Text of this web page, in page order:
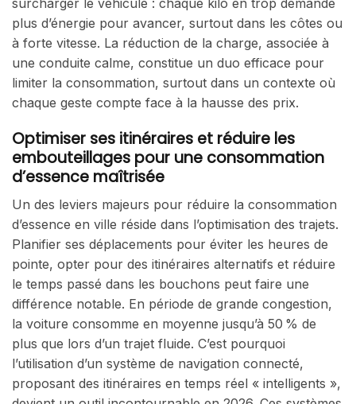
surcharger le véhicule : chaque kilo en trop demande
plus d’énergie pour avancer, surtout dans les côtes ou
à forte vitesse. La réduction de la charge, associée à
une conduite calme, constitue un duo efficace pour
limiter la consommation, surtout dans un contexte où
chaque geste compte face à la hausse des prix.
Optimiser ses itinéraires et réduire les
embouteillages pour une consommation
d’essence maîtrisée
Un des leviers majeurs pour réduire la consommation
d’essence en ville réside dans l’optimisation des trajets.
Planifier ses déplacements pour éviter les heures de
pointe, opter pour des itinéraires alternatifs et réduire
le temps passé dans les bouchons peut faire une
différence notable. En période de grande congestion,
la voiture consomme en moyenne jusqu’à 50 % de
plus que lors d’un trajet fluide. C’est pourquoi
l’utilisation d’un système de navigation connecté,
proposant des itinéraires en temps réel « intelligents »,